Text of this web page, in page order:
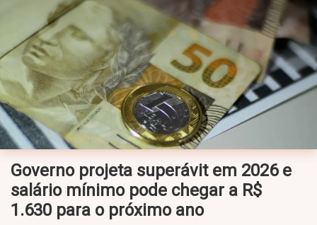
Governo projeta superávit em 2026 e
salário mínimo pode chegar a R$
1.630 para o próximo ano